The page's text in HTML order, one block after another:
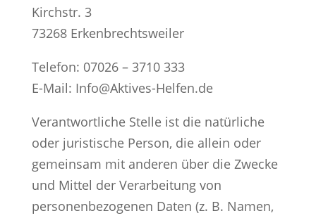
Kirchstr. 3
73268 Erkenbrechtsweiler
Telefon: 07026 – 3710 333
E-Mail: Info@Aktives-Helfen.de
Verantwortliche Stelle ist die natürliche
oder juristische Person, die allein oder
gemeinsam mit anderen über die Zwecke
und Mittel der Verarbeitung von
personenbezogenen Daten (z. B. Namen,